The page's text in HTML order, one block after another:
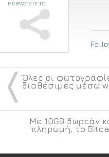
ΜΟΙΡΑΣΤΕΙΤΕ ΤΟ
〈 Όλες οι
διαθέσιμες μέσω
Με 10GB δωρεάν
πληρωμή, το